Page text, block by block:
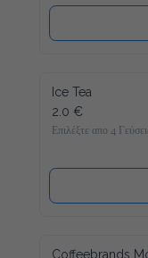
Ice Tea
2.0 €
Επιλέξτε απο 4
Coffeebrands